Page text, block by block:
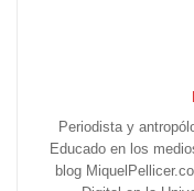
Periodista y
Educado en los
blog